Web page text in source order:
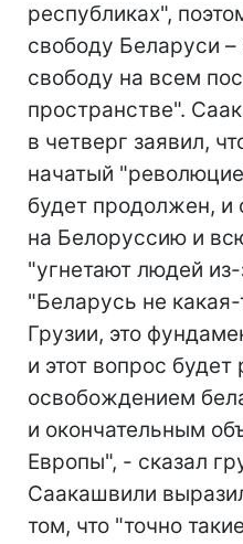
республиках",
свободу Беларуси –
свободу на всем
пространстве".
в четверг заявил,
начатый
будет продолжен, и
на Белоруссию и
"угнетают людей из-
"Беларусь не какая-
Грузии, это
и этот вопрос
освобождением
и окончательным
Европы", - сказал
Саакашвили
том, что "точно